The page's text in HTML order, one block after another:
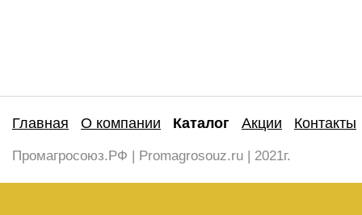
Главная О компании Каталог Акции
Контакты
Промагросоюз.РФ | Promagrosouz.ru | 2021г.